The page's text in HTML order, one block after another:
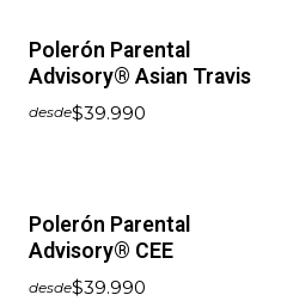
Polerón Parental
Advisory® Asian Travis
desde$39.990
Polerón Parental
Advisory® CEE
desde$39.990